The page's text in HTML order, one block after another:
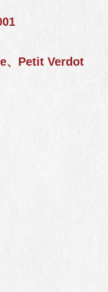
、Petit Verdot